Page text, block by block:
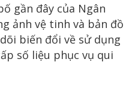
gần đây của Ngân
ảnh vệ tinh và bản đồ
biến đổi về sử dụng
số liệu phục vụ qui